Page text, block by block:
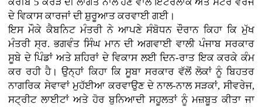
ਕਰੀਬ 5 ਕਰੋੜ ਦੀ ਲਾਗਤ ਨਾਲ ਹੋਣ ਵਾਲੇ ਇੰਟਰਲਾਕ ਅਤੇ ਸੈਂਟਰ ਵਰਜ
ਦੇ ਵਿਕਾਸ ਕਾਰਜਾਂ ਦੀ ਸ਼ੁਰੂਆਤ ਕਰਵਾਈ ਗਈ।
ਇਸ ਮੌਕੇ ਕੈਬਨਿਟ ਮੰਤਰੀ ਨੇ ਆਪਣੇ ਸੰਬੋਧਨ ਦੌਰਾਨ ਕਿਹਾ ਕਿ ਮੁੱਖ
ਮੰਤਰੀ ਸ੍ਰ. ਭਗਵੰਤ ਸਿੰਘ ਮਾਨ ਦੀ ਅਗਵਾਈ ਵਾਲੀ ਪੰਜਾਬ ਸਰਕਾਰ
ਸੂਬੇ ਦੇ ਪਿੰਡਾਂ ਅਤੇ ਸ਼ਹਿਰਾਂ ਦੇ ਵਿਕਾਸ ਲਈ ਦਿਨ-ਰਾਤ ਇਕ ਕਰਕੇ ਕੰਮ
ਕਰ ਰਹੀ ਹੈ। ਉਨ੍ਹਾਂ ਕਿਹਾ ਕਿ ਸੂਬਾ ਸਰਕਾਰ ਵੱਲੋਂ ਲੋਕਾਂ ਨੂੰ ਬਿਹਤਰ
ਨਾਗਰਿਕ ਸੇਵਾਵਾਂ ਮੁਹੱਈਆ ਕਰਵਾਉਣ ਦੇ ਨਾਲ-ਨਾਲ ਸੜਕਾਂ, ਸੀਵਰੇਜ,
ਸਟ੍ਰੀਟ ਲਾਈਟਾਂ ਅਤੇ ਹੋਰ ਬੁਨਿਆਦੀ ਸਹੂਲਤਾਂ ਨੂੰ ਮਜ਼ਬੂਤ ਕੀਤਾ ਜਾ